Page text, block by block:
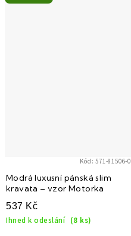
Modrá luxusní pánská slim
kravata – vzor Motorka
537 Kč
Ihned k odeslání (8 ks)
Kód:571-81506-0